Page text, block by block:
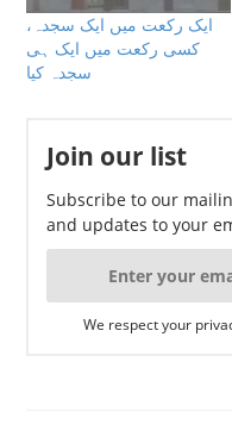
ایک رکعت میں ایک سجدہ،
کسی رکعت میں ایک ہی
سجدہ کیا
Join our list
Subscribe to our
and updates to your
We respect your